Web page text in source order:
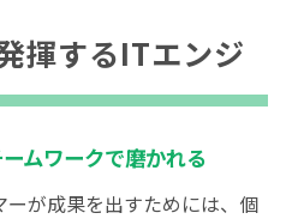
揮するITエンジ
ムワークで磨かれる
が成果を出すためには、個